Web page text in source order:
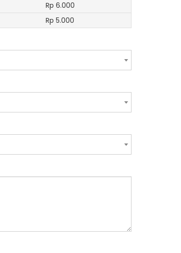
Rp 6.000
Rp 5.000